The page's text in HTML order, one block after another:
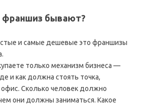
франшиз бывают?
и самые дешевые это франшизы
только механизм бизнеса —
и как должна стоять точка,
офис. Сколько человек должно
они должны заниматься. Какое